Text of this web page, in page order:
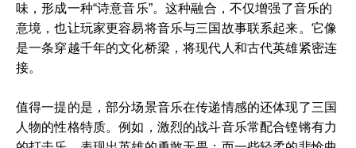
味，形成一种“诗意音乐”。这种融合，不仅增强了音乐的
意境，也让玩家更容易将音乐与三国故事联系起来。它像
是一条穿越千年的文化桥梁，将现代人和古代英雄紧密连
接。
值得一提的是，部分场景音乐在传递情感的还体现了三国
人物的性格特质。例如，激烈的战斗音乐常配合铿锵有力